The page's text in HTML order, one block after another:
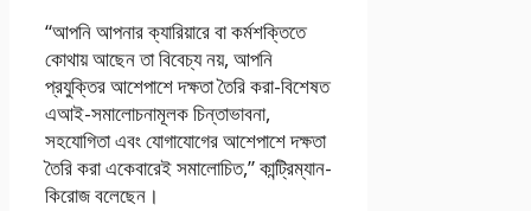
“আপনি আপনার ক্যারিয়ারে বা কর্মশক্তিতে
কোথায় আছেন তা বিবেচ্য নয়, আপনি
প্রযুক্তির আশেপাশে দক্ষতা তৈরি করা-বিশেষত
এআই-সমালোচনামূলক চিন্তাভাবনা,
সহযোগিতা এবং যোগাযোগের আশেপাশে দক্ষতা
তৈরি করা একেবারেই সমালোচিত,” কান্ট্রিম্যান-
কিরোজ বলেছেন।